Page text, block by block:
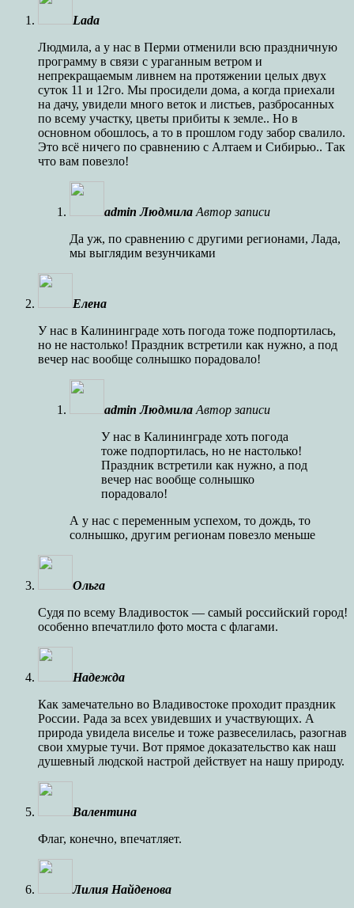
Lada
Людмила, а у нас в Перми отменили всю праздничную
программу в связи с ураганным ветром и
непрекращаемым ливнем на протяжении целых двух
суток 11 и 12го. Мы просидели дома, а когда приехали
на дачу, увидели много веток и листьев, разбросанных
по всему участку, цветы прибиты к земле.. Но в
основном обошлось, а то в прошлом году забор свалило.
Это всё ничего по сравнению с Алтаем и Сибирью.. Так
что вам повезло!
admin Людмила Автор записи
Да уж, по сравнению с другими регионами, Лада,
мы выглядим везунчиками
Елена
У нас в Калининграде хоть погода тоже подпортилась,
но не настолько! Праздник встретили как нужно, а под
вечер нас вообще солнышко порадовало!
admin Людмила Автор записи
У нас в Калининграде хоть погода
тоже подпортилась, но не настолько!
Праздник встретили как нужно, а под
вечер нас вообще солнышко
порадовало!
А у нас с переменным успехом, то дождь, то
солнышко, другим регионам повезло меньше
Ольга
Судя по всему Владивосток — самый российский город!
особенно впечатлило фото моста с флагами.
Надежда
Как замечательно во Владивостоке проходит праздник
России. Рада за всех увидевших и участвующих. А
природа увидела виселье и тоже развеселилась, разогнав
свои хмурые тучи. Вот прямое доказательство как наш
душевный людской настрой действует на нашу природу.
Валентина
Флаг, конечно, впечатляет.
Лилия Найденова